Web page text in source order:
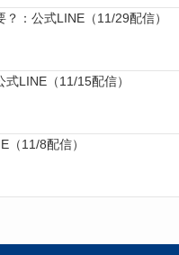
：公式LINE（11/29配信）
LINE（11/15配信）
（11/8配信）